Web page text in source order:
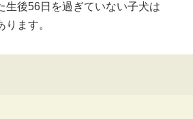
生後56日を過ぎていない子犬は
ます。